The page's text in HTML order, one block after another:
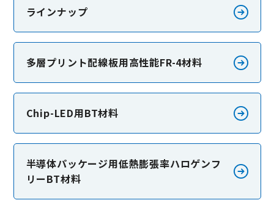
ラインナップ
多層プリント配線板用高性能FR-4材料
Chip-LED用BT材料
半導体パッケージ用低熱膨張率ハロゲンフ
リーBT材料